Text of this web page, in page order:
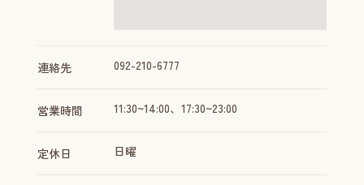
連絡先 092-210-6777
営業時間 11:30~14:00、17:30~23:00
定休日 日曜